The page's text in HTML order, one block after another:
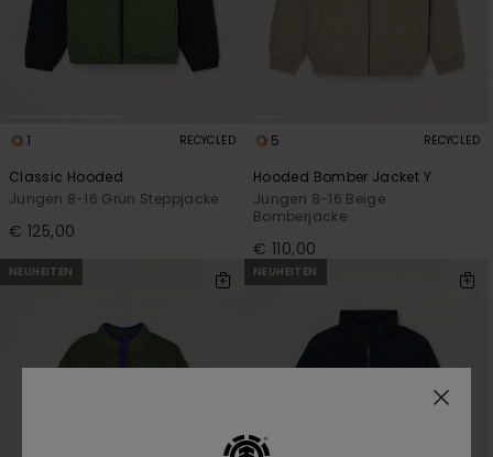
1 RECYCLED
Classic Hooded
Jungen 8-16 Grün Steppjacke
€ 125,00
5 RECYCLED
Hooded Bomber Jacket Y
Jungen 8-16 Beige
Bomberjacke
€ 110,00
NEUHEITEN NEUHEITEN